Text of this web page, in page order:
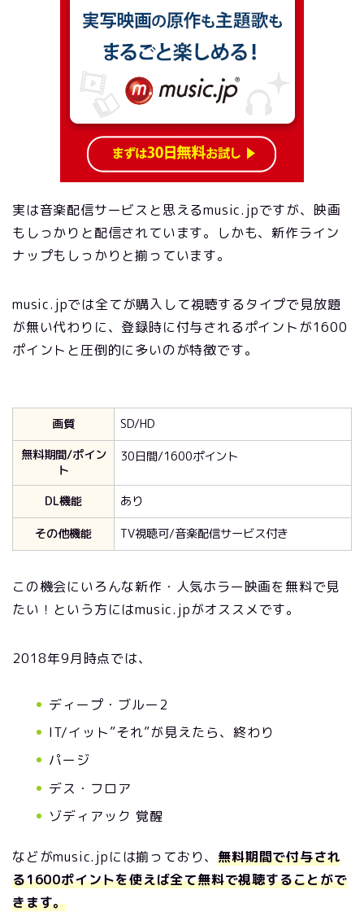
実は音楽配信サービスと思えるmusic.jpですが、映画
もしっかりと配信されています。しかも、新作ライン
ナップもしっかりと揃っています。
music.jpでは全てが購入して視聴するタイプで見放題
が無い代わりに、登録時に付与されるポイントが1600
ポイントと圧倒的に多いのが特徴です。
画質
SD/HD
無料期間/ポイン
ト
30日間/1600ポイント
DL機能
あり
その他機能
TV視聴可/音楽配信サービス付き
この機会にいろんな新作・人気ホラー映画を無料で見
たい！という方にはmusic.jpがオススメです。
2018年9月時点では、
ディープ・ブルー2
IT/イット”それ”が見えたら、終わり
パージ
デス・フロア
ゾディアック 覚醒
などがmusic.jpには揃っており、無料期間で付与され
る1600ポイントを使えば全て無料で視聴することがで
きます。